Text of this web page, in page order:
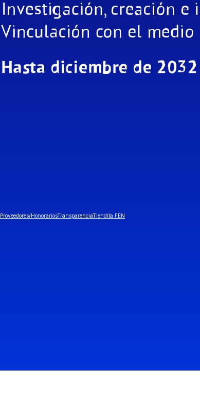
Proveedores/HonorariosTransparenciaTiendita FEN